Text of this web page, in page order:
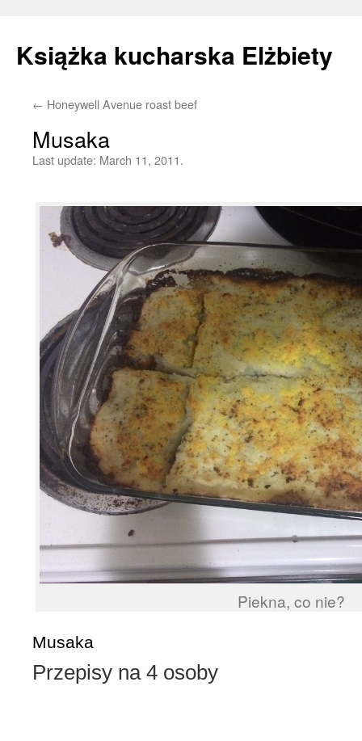
Książka kucharska Elżbiety
Skip
← Honeywell Avenue roast beef
Musaka
Last update: March 11, 2011.
Piekna, co nie?
Musaka
Przepisy na 4 osoby